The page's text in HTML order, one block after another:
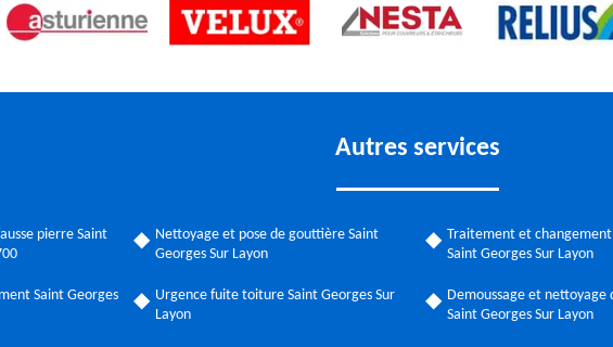
Autres services
pierre Saint
Saint Georges
Nettoyage et pose de gouttière Saint
Georges Sur Layon
Urgence fuite toiture Saint Georges Sur
Layon
Traitement et
Saint Georges Sur Layon
Demoussage et nettoyage
Saint Georges Sur Layon